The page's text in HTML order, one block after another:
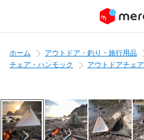
ホーム アウトドア・釣り・旅行用品
チェア・ハンモック
アウトドアチェア